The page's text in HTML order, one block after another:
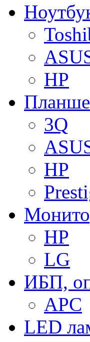
HP
3Q
HP
HP
LG
ИБП,
APC
LED